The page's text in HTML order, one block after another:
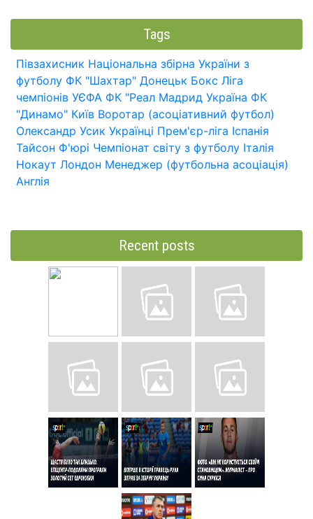
Tags
Півзахисник Національна збірна України з
футболу ФК "Шахтар" Донецьк Бокс Ліга
чемпіонів УЄФА ФК "Реал Мадрид Україна ФК
"Динамо" Київ Воротар (асоціативний футбол)
Олександр Усик Українці Прем'єр-ліга Іспанія
Тайсон Ф'юрі Чемпіонат світу з футболу Італія
Нокаут Лондон Менеджер (футбольна асоціація)
Англія
Recent posts